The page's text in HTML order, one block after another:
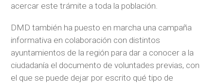
acercar este trámite a toda la población.
DMD también ha puesto en marcha una campaña
informativa en colaboración con distintos
ayuntamientos de la región para dar a conocer a la
ciudadanía el documento de voluntades previas, con
el que se puede dejar por escrito qué tipo de